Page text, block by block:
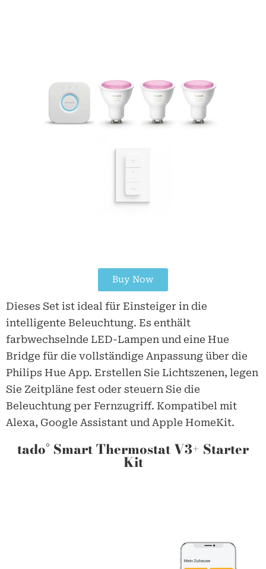
Buy Now
Dieses Set ist ideal für Einsteiger in die
intelligente Beleuchtung. Es enthält
farbwechselnde LED-Lampen und eine Hue
Bridge für die vollständige Anpassung über die
Philips Hue App. Erstellen Sie Lichtszenen, legen
Sie Zeitpläne fest oder steuern Sie die
Beleuchtung per Fernzugriff. Kompatibel mit
Alexa, Google Assistant und Apple HomeKit.
tado° Smart Thermostat V3+ Starter
Kit